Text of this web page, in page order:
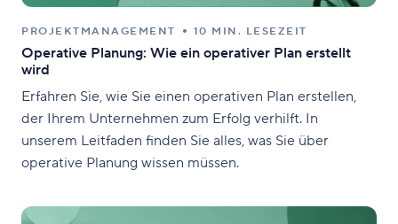
PROJEKTMANAGEMENT 10 MIN. LESEZEIT
Operative Planung: Wie ein operativer Plan erstellt
wird
Erfahren Sie, wie Sie einen operativen Plan erstellen,
der Ihrem Unternehmen zum Erfolg verhilft. In
unserem Leitfaden finden Sie alles, was Sie über
operative Planung wissen müssen.